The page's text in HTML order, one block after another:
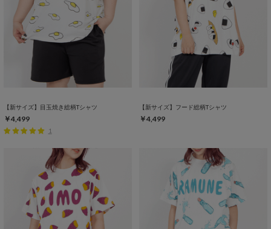
【新サイズ】目玉焼き総柄Tシャツ
￥4,499
1
【新サイズ】フード総柄Tシャツ
￥4,499